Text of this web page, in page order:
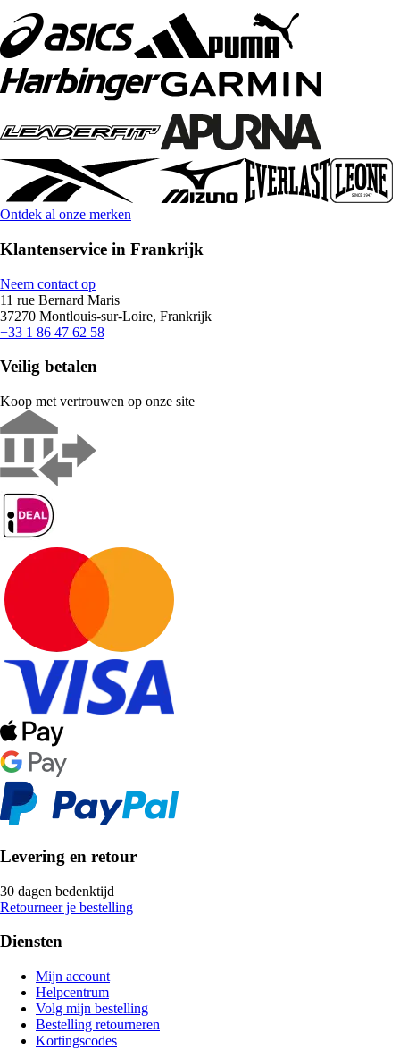
Ontdek al onze merken
Klantenservice in Frankrijk
Neem contact op
11 rue Bernard Maris
37270 Montlouis-sur-Loire, Frankrijk
+33 1 86 47 62 58
Veilig betalen
Koop met vertrouwen op onze site
Levering en retour
30 dagen bedenktijd
Retourneer je bestelling
Diensten
Mijn account
Helpcentrum
Volg mijn bestelling
Bestelling retourneren
Kortingscodes